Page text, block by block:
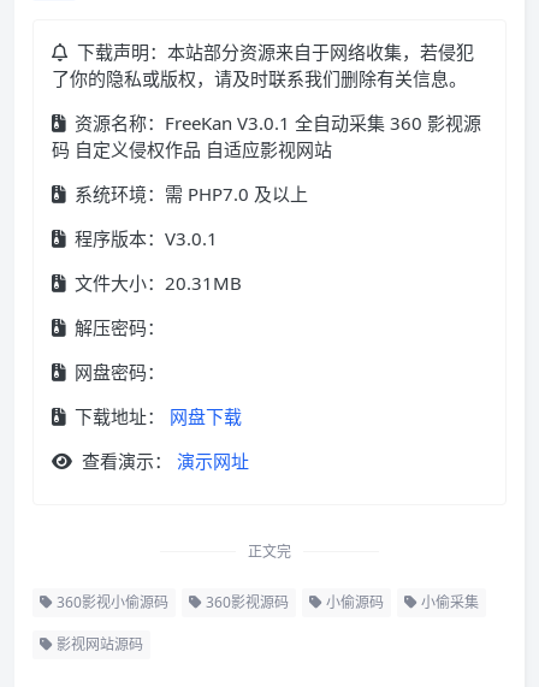
下载声明：本站部分资源来自于网络收集，若侵犯
了你的隐私或版权，请及时联系我们删除有关信息。
资源名称：FreeKan V3.0.1 全自动采集 360 影视源
码 自定义侵权作品 自适应影视网站
系统环境：需 PHP7.0 及以上
程序版本：V3.0.1
文件大小：20.31MB
解压密码：
网盘密码：
下载地址：
网盘下载
查看演示：
演示网址
正文完
360影视小偷源码 360影视源码 小偷源码 小偷采集
影视网站源码